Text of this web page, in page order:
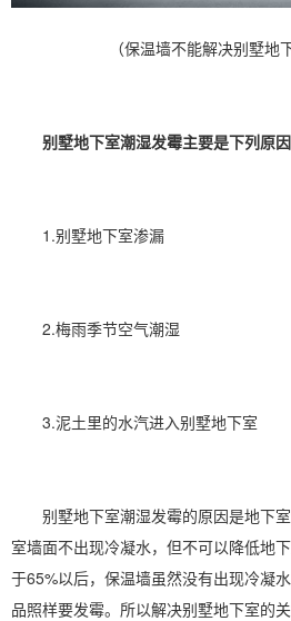
（保温墙不能解决别墅地
别墅地下室潮湿发霉主要是下列原因
1.别墅地下室渗漏
2.梅雨季节空气潮湿
3.泥土里的水汽进入别墅地下室
别墅地下室潮湿发霉的原因是地下室
室墙面不出现冷凝水，但不可以降低地
于65%以后，保温墙虽然没有出现冷凝
品照样要发霉。所以解决别墅地下室的